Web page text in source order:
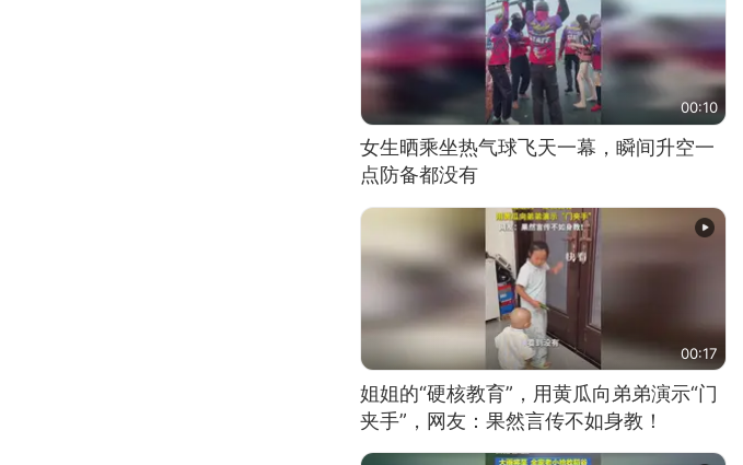
00:10
女生晒乘坐热气球飞天一幕，瞬间升空一
点防备都没有
00:17
姐姐的“硬核教育”，用黄瓜向弟弟演示“门
夹手”，网友：果然言传不如身教！